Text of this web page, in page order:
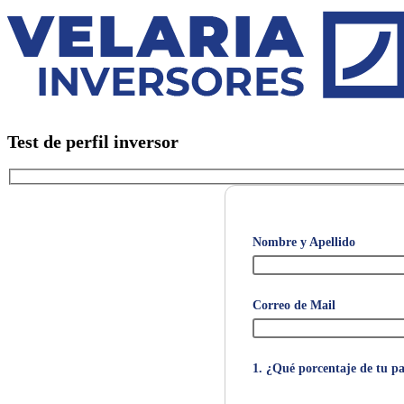
Test de perfil inversor
Nombre y Apellido
Correo de Mail
1. ¿Qué porcentaje de tu